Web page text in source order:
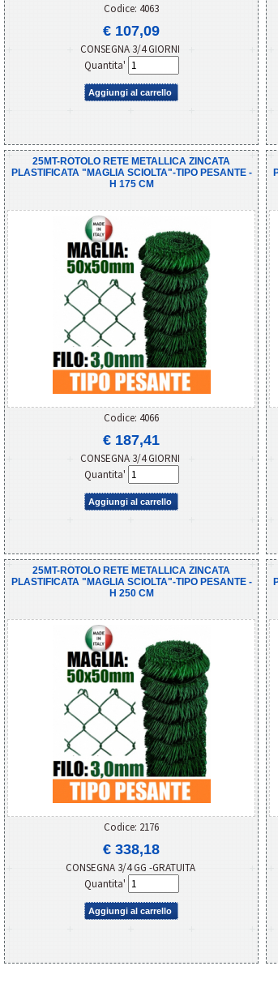
Codice: 4063
€ 107,09
CONSEGNA 3/4 GIORNI
Quantita'
Aggiungi al carrello
25MT-ROTOLO RETE METALLICA ZINCATA
PLASTIFICATA "MAGLIA SCIOLTA"-TIPO PESANTE -
H 175 CM
Codice: 4066
€ 187,41
CONSEGNA 3/4 GIORNI
Quantita'
Aggiungi al carrello
25MT-ROTOLO RETE METALLICA ZINCATA
PLASTIFICATA "MAGLIA SCIOLTA"-TIPO PESANTE -
H 250 CM
Codice: 2176
€ 338,18
CONSEGNA 3/4 GG -GRATUITA
Quantita'
Aggiungi al carrello